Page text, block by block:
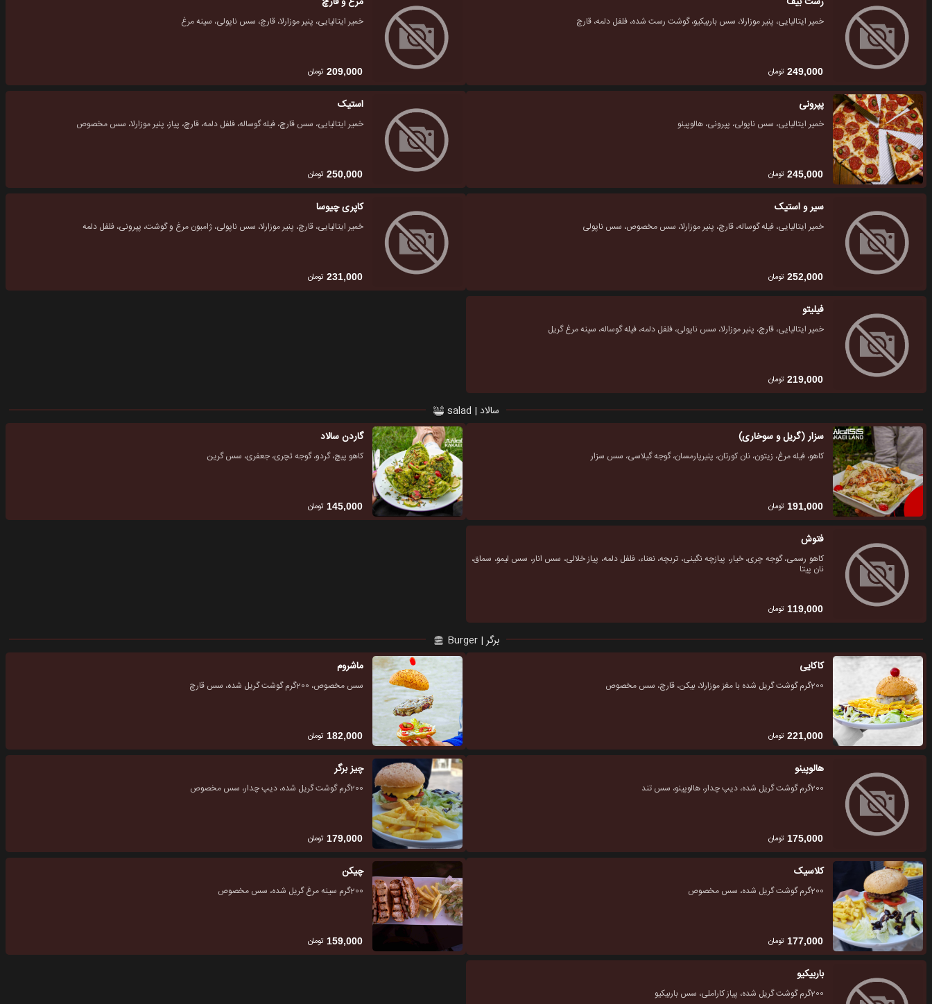
خمیر ایتالیایی، پنیر موزارلا، سس باربیکیو، گوشت رست شده، فلفل دلمه، قارچ
249,000 تومان
خمیر ایتالیایی، پنیر موزارلا، قارچ، سس ناپولی، سینه مرغ
209,000 تومان
پپرونی
خمیر ایتالیایی، سس ناپولی، پپرونی، هالوپینو
245,000 تومان
استیک
خمیر ایتالیایی، سس قارچ، فیله گوساله، فلفل دلمه، قارچ، پیاز، پنیر موزارلا، سس مخصوص
250,000 تومان
سیر و استیک
خمیر ایتالیایی، فیله گوساله، قارچ، پنیر موزارلا، سس مخصوص، سس ناپولی
252,000 تومان
کاپری چیوسا
خمیر ایتالیایی، قارچ، پنیر موزارلا، سس ناپولی، ژامبون مرغ و گوشت، پپرونی، فلفل دلمه
231,000 تومان
فیلیتو
خمیر ایتالیایی، قارچ، پنیر موزارلا، سس ناپولی، فلفل دلمه، فیله گوساله، سینه مرغ گریل
219,000 تومان
سالاد | salad
سزار (گریل و سوخاری)
کاهو، فیله مرغ، زیتون، نان کورتان، پنیرپارمسان، گوجه گیلاسی، سس سزار
191,000 تومان
گاردن سالاد
کاهو پیچ، گردو، گوجه ئچری، جعفری، سس گرین
145,000 تومان
فتوش
کاهو رسمی، گوجه چری، خیار، پیازچه نگینی، تربچه، نعناء، فلفل دلمه، پیاز خلالی، سس انار، سس لیمو، سماق،
نان پیتا
119,000 تومان
برگر | Burger
کاکایی
200گرم گوشت گریل شده با مغز موزارلا، بیکن، قارچ، سس مخصوص
221,000 تومان
ماشروم
سس مخصوص، 200گرم گوشت گریل شده، سس قارچ
182,000 تومان
هالوپینو
200گرم گوشت گریل شده، دیپ چدار، هالوپینو، سس تند
175,000 تومان
چیز برگر
200گرم گوشت گریل شده، دیپ چدار، سس مخصوص
179,000 تومان
کلاسیک
200گرم گوشت گریل شده، سس مخصوص
177,000 تومان
چیکن
200گرم سینه مرغ گریل شده، سس مخصوص
159,000 تومان
باربیکیو
200گرم گوشت گریل شده، پیاز کاراملی، سس باربیکیو